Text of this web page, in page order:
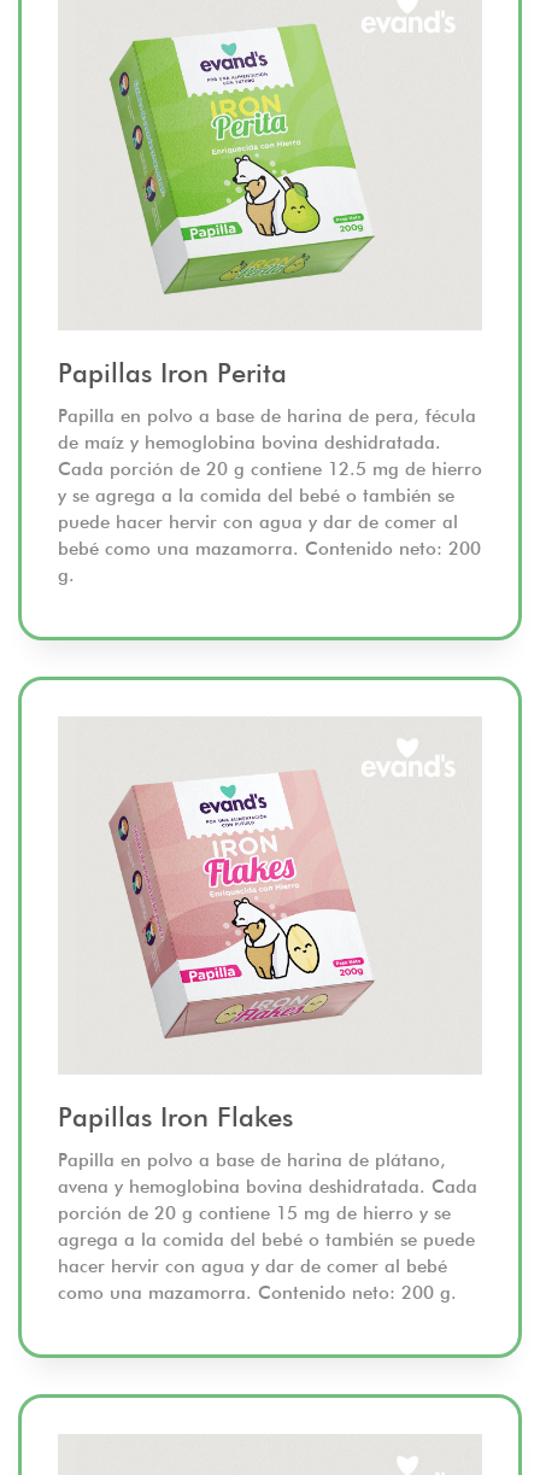
Papillas Iron Perita
Papilla en polvo a base de harina de pera, fécula
de maíz y hemoglobina bovina deshidratada.
Cada porción de 20 g contiene 12.5 mg de hierro
y se agrega a la comida del bebé o también se
puede hacer hervir con agua y dar de comer al
bebé como una mazamorra. Contenido neto: 200
g.
Papillas Iron Flakes
Papilla en polvo a base de harina de plátano,
avena y hemoglobina bovina deshidratada. Cada
porción de 20 g contiene 15 mg de hierro y se
agrega a la comida del bebé o también se puede
hacer hervir con agua y dar de comer al bebé
como una mazamorra. Contenido neto: 200 g.